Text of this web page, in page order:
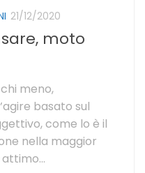
21/12/2020
moto
meno,
basato sul
come lo è il
nella maggior